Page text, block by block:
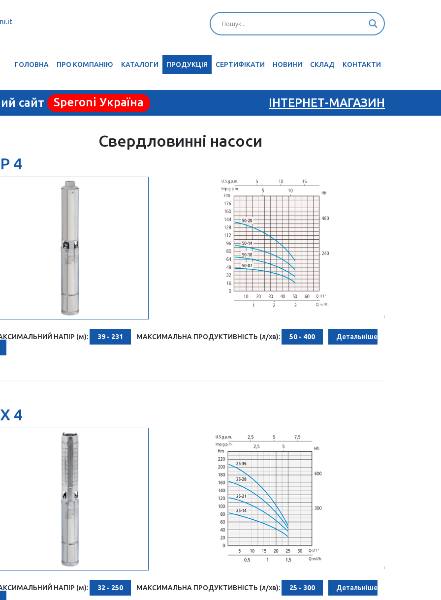
ГОЛОВНА ПРО КОМПАНІЮ КАТАЛОГИ ПРОДУКЦІЯ СЕРТИФІКАТИ НОВИНИ CКЛАД КОНТАКТИ
сайт Speroni Україна ІНТЕРНЕТ-МАГАЗИН
Свердловинні насоси
4
НАПІР (м): 39 - 231 МАКСИМАЛЬНА ПРОДУКТИВНІСТЬ (л/хв): 50 - 400 Детальніше
4
НАПІР (м): 32 - 250 МАКСИМАЛЬНА ПРОДУКТИВНІСТЬ (л/хв): 25 - 300 Детальніше